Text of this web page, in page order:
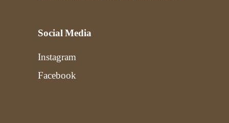
Social Media
Instagram
Facebook